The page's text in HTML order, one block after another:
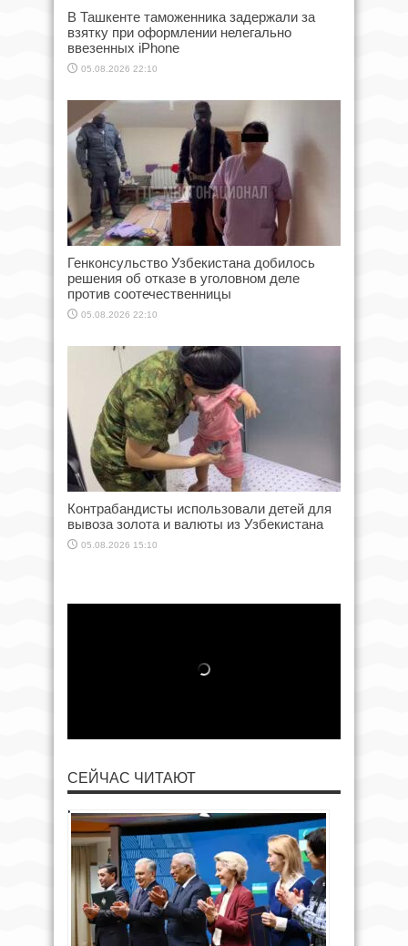
В Ташкенте таможенника задержали за
взятку при оформлении нелегально
ввезенных iPhone
05.08.2026 22:10
Генконсульство Узбекистана добилось
решения об отказе в уголовном деле
против соотечественницы
05.08.2026 22:10
Контрабандисты использовали детей для
вывоза золота и валюты из Узбекистана
05.08.2026 15:10
СЕЙЧАС ЧИТАЮТ